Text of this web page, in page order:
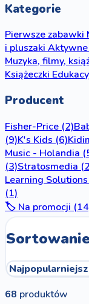
Kategorie
Pierwsze zabawki
i pluszaki
Muzyka, filmy,
Książeczki
Producent
Fisher-Price (2)
(9)K's Kids (6)
Music - Holandia
(3)Stratosmedia
Learning Solutions
(1)
🏷️ Na promocji
Sortowanie
68 produktów